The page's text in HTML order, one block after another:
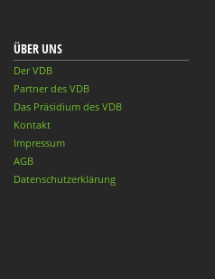
ÜBER UNS
Der VDB
Partner des VDB
Das Präsidium des VDB
Kontakt
Impressum
AGB
Datenschutzerklärung